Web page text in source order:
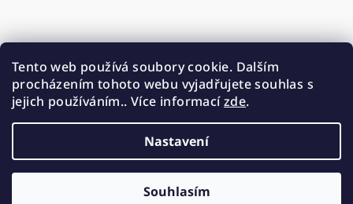
Tento web používá soubory cookie. Dalším
procházením tohoto webu vyjadřujete souhlas s
jejich používáním.. Více informacízde.
Nastavení
Souhlasím